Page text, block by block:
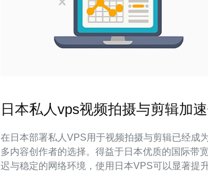
日本私人vps视频拍摄与剪辑加
在日本部署私人VPS用于视频拍摄与剪辑已经成
多内容创作者的选择。得益于日本优质的国际带
迟与稳定的网络环境，使用日本VPS可以显著提